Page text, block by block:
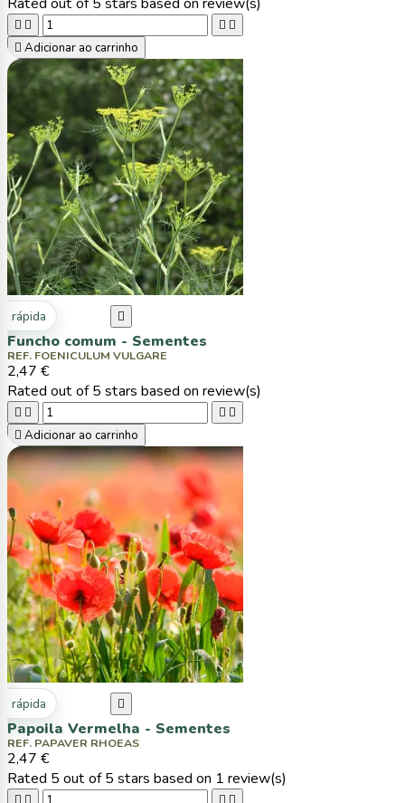
   
 Adicionar ao carrinho
rápida 
Funcho comum - Sementes
REF. FOENICULUM VULGARE
2,47 €
Rated out of 5 stars based on review(s)
   
 Adicionar ao carrinho
rápida 
Papoila Vermelha - Sementes
REF. PAPAVER RHOEAS
2,47 €
Rated 5 out of 5 stars based on 1 review(s)